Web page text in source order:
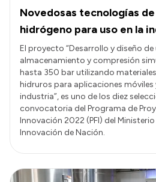
Novedosas tecnologías
hidrógeno para uso en la
El proyecto “Desarrollo y diseño
almacenamiento y compresión
hasta 350 bar utilizando
hidruros para aplicaciones móviles
industria”, es uno de los diez
convocatoria del Programa de
Innovación 2022 (PFI) del
Innovación de Nación.